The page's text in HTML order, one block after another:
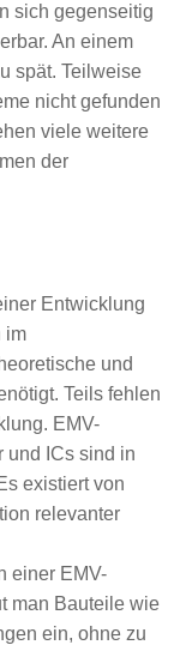
sich gegenseitig
An einem
spät. Teilweise
nicht gefunden
viele weitere
der
Entwicklung
im
und
Teils fehlen
EMV-
und ICs sind in
existiert von
relevanter
einer EMV-
man Bauteile wie
ein, ohne zu